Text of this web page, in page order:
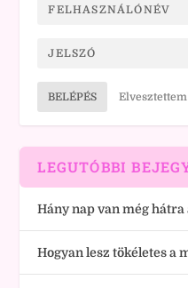
BELÉPÉS
LEGUTÓBBI
Hány nap van még hátra
Hogyan lesz tökéletes a